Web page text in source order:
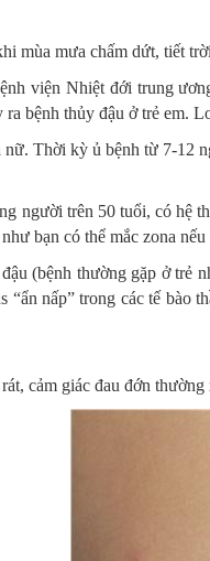
mùa mưa chấm dứt, tiết
viện Nhiệt đới trung
bệnh thủy đậu ở trẻ em.
Thời kỳ ủ bệnh từ 7-12
người trên 50 tuổi, có hệ
bạn có thể mắc zona
(bệnh thường gặp ở trẻ
“ẩn nấp” trong các tế
cảm giác đau đớn